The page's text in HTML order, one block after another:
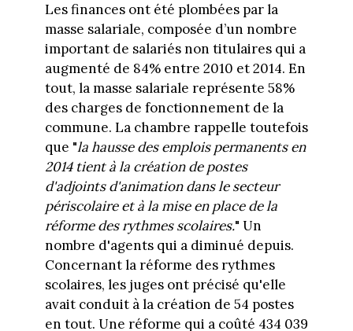
Les finances ont été plombées par la
masse salariale, composée d’un nombre
important de salariés non titulaires qui a
augmenté de 84% entre 2010 et 2014. En
tout, la masse salariale représente 58%
des charges de fonctionnement de la
commune. La chambre rappelle toutefois
que "la hausse des emplois permanents en
2014 tient à la création de postes
d'adjoints d'animation dans le secteur
périscolaire et à la mise en place de la
réforme des rythmes scolaires." Un
nombre d'agents qui a diminué depuis.
Concernant la réforme des rythmes
scolaires, les juges ont précisé qu'elle
avait conduit à la création de 54 postes
en tout. Une réforme qui a coûté 434 039